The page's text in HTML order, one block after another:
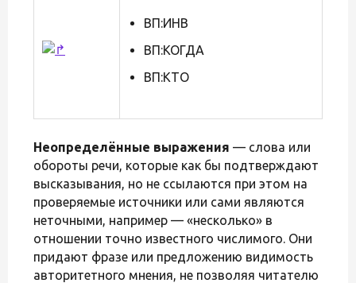
ВП:ИНВ
ВП:КОГДА
ВП:КТО
Неопределённые выражения — слова или
обороты речи, которые как бы подтверждают
высказывания, но не ссылаются при этом на
проверяемые источники или сами являются
неточными, например — «несколько» в
отношении точно известного числимого. Они
придают фразе или предложению видимость
авторитетного мнения, не позволяя читателю